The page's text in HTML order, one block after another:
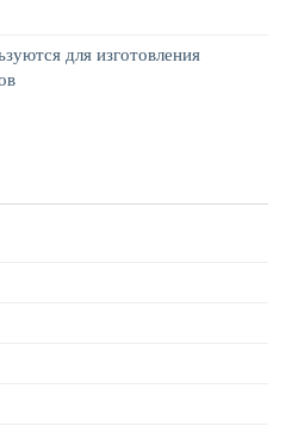
для изготовления